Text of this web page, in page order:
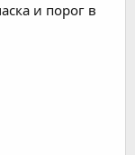
и порог в